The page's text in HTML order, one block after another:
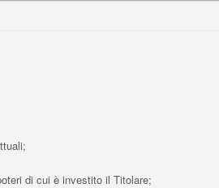
di cui è investito il Titolare;